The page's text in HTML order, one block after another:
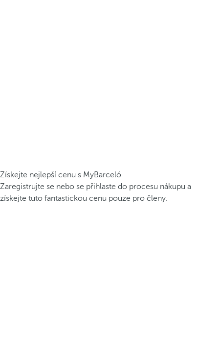
Získejte nejlepší cenu s MyBarceló
Zaregistrujte se nebo se přihlaste do procesu nákupu a
získejte tuto fantastickou cenu pouze pro členy.